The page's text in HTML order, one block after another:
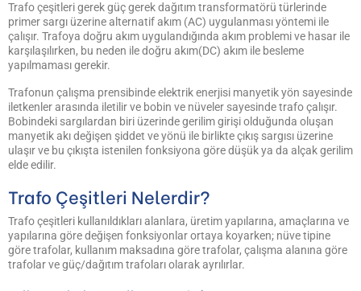
Trafo çeşitleri gerek güç gerek dağıtım transformatörü türlerinde
primer sargı üzerine alternatif akım (AC) uygulanması yöntemi ile
çalışır. Trafoya doğru akım uygulandığında akım problemi ve hasar ile
karşılaşılırken, bu neden ile doğru akım(DC) akım ile besleme
yapılmaması gerekir.
Trafonun çalışma prensibinde elektrik enerjisi manyetik yön sayesinde
iletkenler arasında iletilir ve bobin ve nüveler sayesinde trafo çalışır.
Bobindeki sargılardan biri üzerinde gerilim girişi olduğunda oluşan
manyetik akı değişen şiddet ve yönü ile birlikte çıkış sargısı üzerine
ulaşır ve bu çıkışta istenilen fonksiyona göre düşük ya da alçak gerilim
elde edilir.
Trafo Çeşitleri Nelerdir?
Trafo çeşitleri kullanıldıkları alanlara, üretim yapılarına, amaçlarına ve
yapılarına göre değişen fonksiyonlar ortaya koyarken; nüve tipine
göre trafolar, kullanım maksadına göre trafolar, çalışma alanına göre
trafolar ve güç/dağıtım trafoları olarak ayrılırlar.